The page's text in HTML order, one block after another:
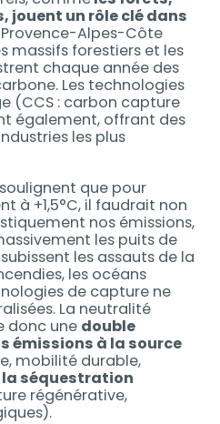
jouent un rôle clé dans
Provence-Alpes-Côte
massifs forestiers et les
chaque année des
Les technologies
(CCS : carbon capture
également, offrant des
les plus
que pour
à +1,5°C, il faudrait non
nos émissions,
les puits de
les assauts de la
les océans
de capture ne
La neutralité
donc une double
émissions à la source
mobilité durable,
séquestration
régénérative,